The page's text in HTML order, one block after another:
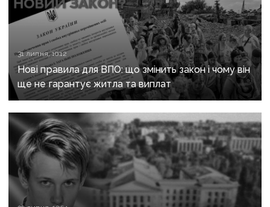
31 липня, 10:12
Нові правила для ВПО: що змінить закон і чому він
ще не гарантує житла та виплат